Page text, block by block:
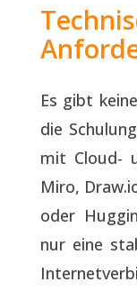
Es gibt
die
mit Cloud-
Miro,
oder
nur eine